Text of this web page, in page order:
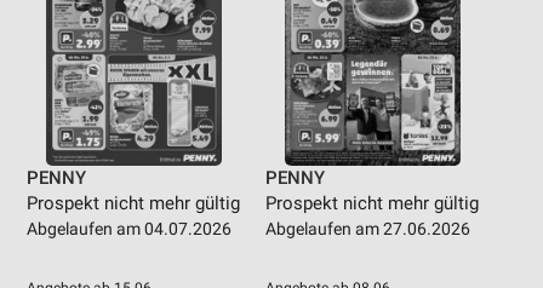
PENNY
Prospekt nicht mehr gültig
Abgelaufen am 04.07.2026
PENNY
Prospekt nicht mehr gültig
Abgelaufen am 27.06.2026